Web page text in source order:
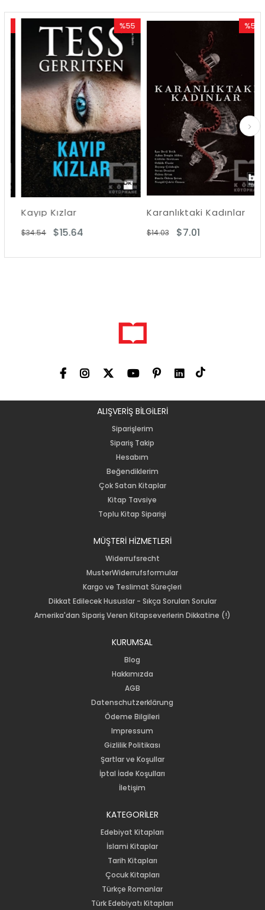
Kayıp Kızlar
$15.64
$34.54
%55
İndirim
%55İndirim
Karanlıktaki Kadınlar
$7.01
$14.03
%50
ALIŞVERİŞ BİLGiLERİ
Siparişlerim
Sipariş Takip
Hesabım
Beğendiklerim
Çok Satan Kitaplar
Kitap Tavsiye
Toplu Kitap Siparişi
MÜŞTERİ HİZMETLERİ
Widerrufsrecht
MusterWiderrufsformular
Kargo ve Teslimat Süreçleri
Dikkat Edilecek Hususlar - Sıkça Sorulan Sorular
Amerika'dan Sipariş Veren Kitapseverlerin Dikkatine (!)
KURUMSAL
Blog
Hakkımızda
AGB
Datenschutzerklärung
Ödeme Bilgileri
Impressum
Gizlilik Politikası
Şartlar ve Koşullar
İptal İade Koşulları
İletişim
KATEGORİLER
Edebiyat Kitapları
İslami Kitaplar
Tarih Kitapları
Çocuk Kitapları
Türkçe Romanlar
Türk Edebiyatı Kitapları